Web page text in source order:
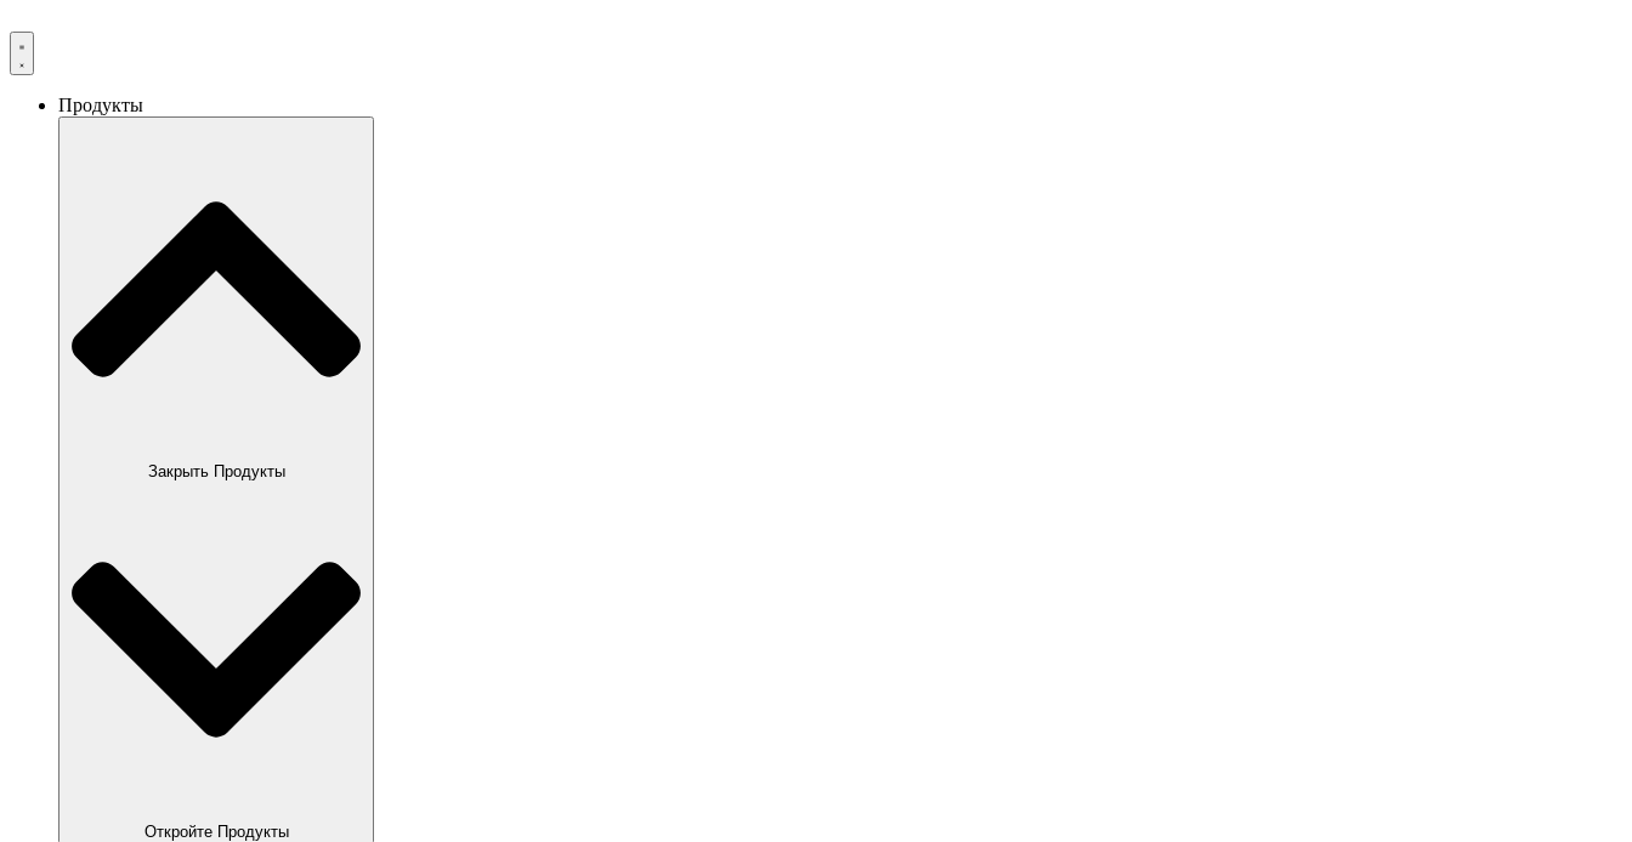
Продукты
Закрыть Продукты
Откройте Продукты